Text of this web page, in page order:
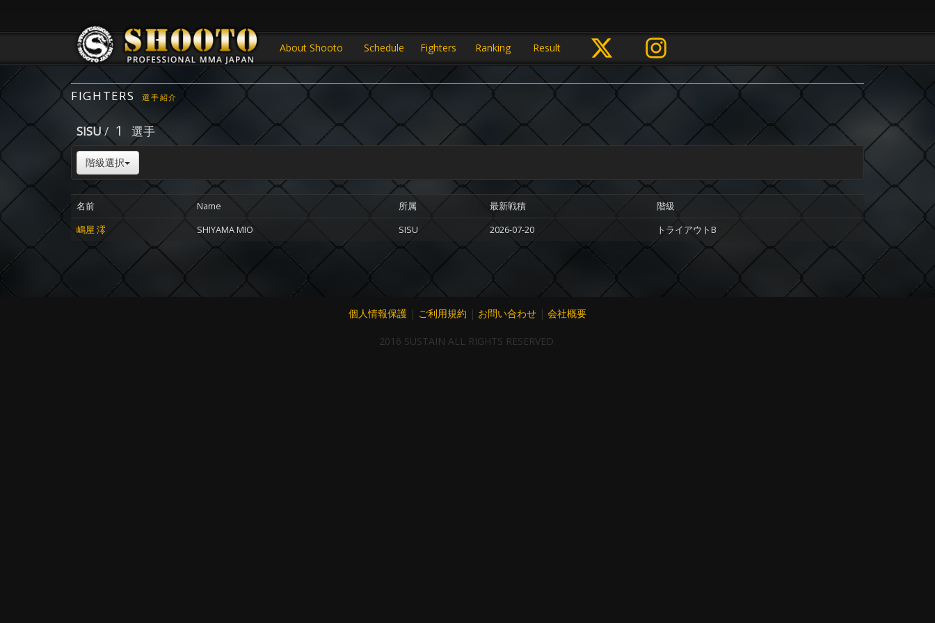
About Shooto Schedule Fighters Ranking Result
FIGHTERS 選手紹介
SISU/ 1 選手
階級選択
名前 Name 所属 最新戦積
階級
嶋屋 澪
SHIYAMA MIO SISU 2026-07-20 トライアウトB
個人情報保護 | ご利用規約 | お問い合わせ | 会社概要
2016 SUSTAIN ALL RIGHTS RESERVED.